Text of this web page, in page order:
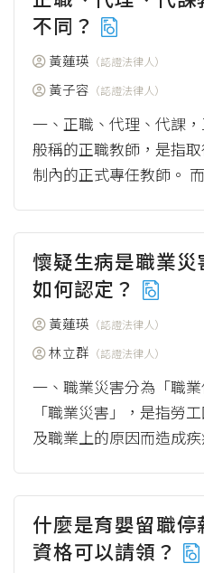
不同？
黃蓮瑛 （認證法律人）
黃子容 （認證法律人）
一、正職、代理、代課
般稱的正職教師，是指
制內的正式專任教師。
懷疑生病是職業
如何認定？
黃蓮瑛 （認證法律人）
林立群 （認證法律人）
一、職業災害分為「職業
「職業災害」，是指勞
及職業上的原因而造成
什麼是育嬰留職
資格可以請領？